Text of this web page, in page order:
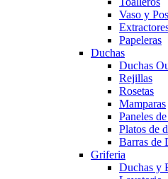
Vaso y
Papeleras
Duchas
Duchas
Rejillas
Rosetas
Mamparas
Paneles
Platos de
Barras de
Griferia
Duchas y